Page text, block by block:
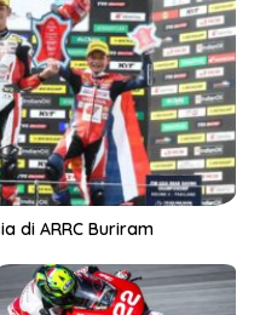
di ARRC Buriram